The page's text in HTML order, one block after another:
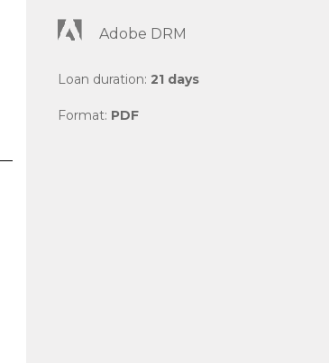
Adobe DRM
Loan duration: 21 days
Format: PDF